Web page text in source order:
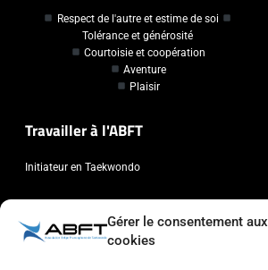
Gérer le consentement aux
cookies
Respect de l'autre et estime de soi
Tolérance et générosité
Courtoisie et coopération
Aventure
Plaisir
Travailler à l'ABFT
Initiateur en Taekwondo
Association Belge Francophone de Taekwondo